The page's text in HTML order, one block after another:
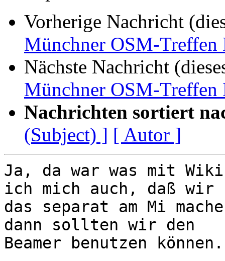
Vorherige Nachricht
Münchner OSM-Treffen
Nächste Nachricht
Münchner OSM-Treffen
Nachrichten sortiert
(Subject) ] [ Autor ]
Ja, da war was mit
ich mich auch, daß wir
das separat am Mi
dann sollten wir den
Beamer benutzen können.